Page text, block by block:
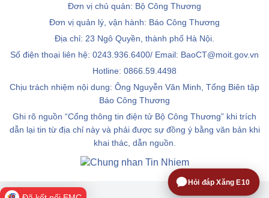
Đơn vị chủ quản: Bộ Công Thương
Đơn vị quản lý, vận hành: Báo Công Thương
Địa chỉ: 23 Ngô Quyền, thành phố Hà Nội.
Số điện thoại liên hệ: 0243.936.6400/ Email: BaoCT@moit.gov.vn
Hotline: 0866.59.4498
Chịu trách nhiệm nội dung: Ông Nguyễn Văn Minh, Tổng Biên tập
Báo Công Thương
Ghi rõ nguồn “Cổng thông tin điện tử Bộ Công Thương” khi trích
dẫn lại tin từ địa chỉ này và phải được sự đồng ý bằng văn bản khi
khai thác, dẫn nguồn.
Hỏi đáp Xăng E10